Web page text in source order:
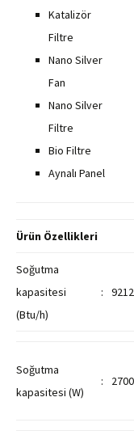
Katalizör
Filtre
Nano Silver
Fan
Nano Silver
Filtre
Bio Filtre
Aynalı Panel
Ürün Özellikleri
Soğutma
kapasitesi
(Btu/h)
: 9212
Soğutma
kapasitesi (W)
: 2700